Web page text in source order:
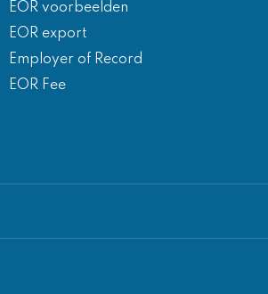
EOR voorbeelden
EOR export
Employer of Record
EOR Fee